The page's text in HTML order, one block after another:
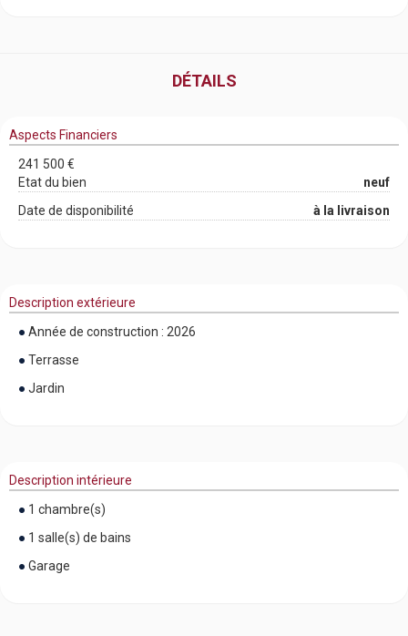
DÉTAILS
Aspects Financiers
241 500 €
Etat du bien
neuf
Date de disponibilité
à la livraison
Description extérieure
Année de construction : 2026
Terrasse
Jardin
Description intérieure
1 chambre(s)
1 salle(s) de bains
Garage